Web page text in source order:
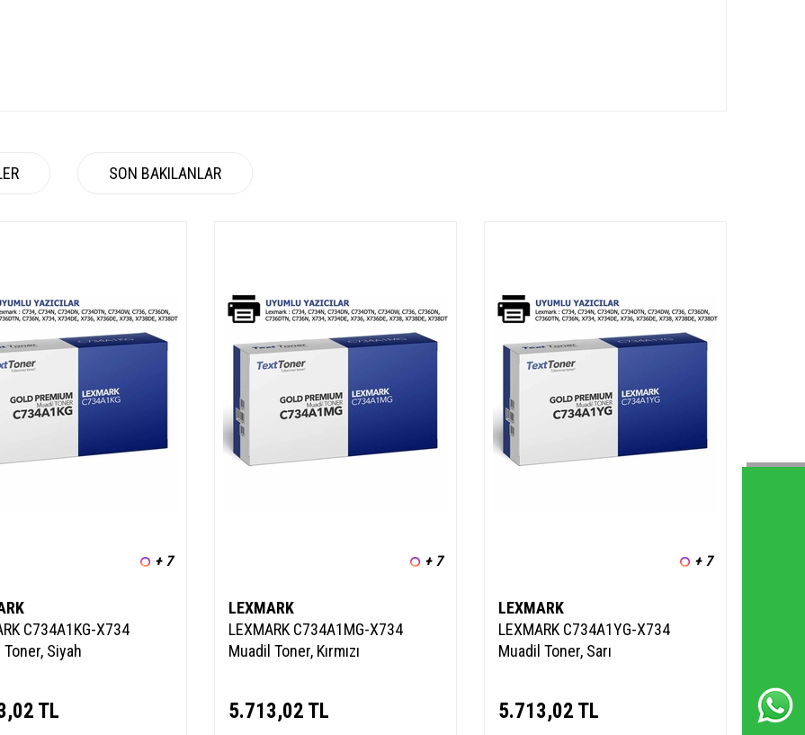
SON BAKILANLAR
+ 7
C734A1KG-X734
Siyah
TL
+ 7
LEXMARK
LEXMARK C734A1MG-X734
Muadil Toner, Kırmızı
5.713,02 TL
+ 7
LEXMARK
LEXMARK C734A1YG-X734
Muadil Toner, Sarı
5.713,02 TL